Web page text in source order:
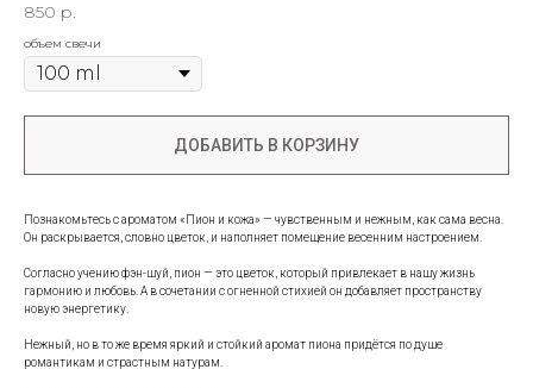
850 р.
объем свечи
ДОБАВИТЬ В КОРЗИНУ
Познакомьтесь с ароматом «Пион и кожа» — чувственным и нежным, как сама весна.
Он раскрывается, словно цветок, и наполняет помещение весенним настроением.
Согласно учению фэн-шуй, пион — это цветок, который привлекает в нашу жизнь
гармонию и любовь. А в сочетании с огненной стихией он добавляет пространству
новую энергетику.
Нежный, но в то же время яркий и стойкий аромат пиона придётся по душе
романтикам и страстным натурам.